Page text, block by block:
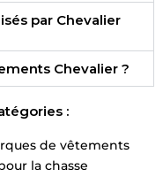
par Chevalier
Chevalier ?
:
de vêtements
la chasse